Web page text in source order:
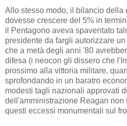
Allo stesso modo, il bilancio della
dovesse crescere del 5% in
il Pentagono aveva spaventato
presidente da fargli autorizzare
che a metà degli anni '80
difesa (i neocon gli dissero che
prossimo alla vittoria militare,
sprofondando in un baratro
modesti tagli nazionali approvati
dell'amministrazione Reagan non
questi eccessi monumentali sul